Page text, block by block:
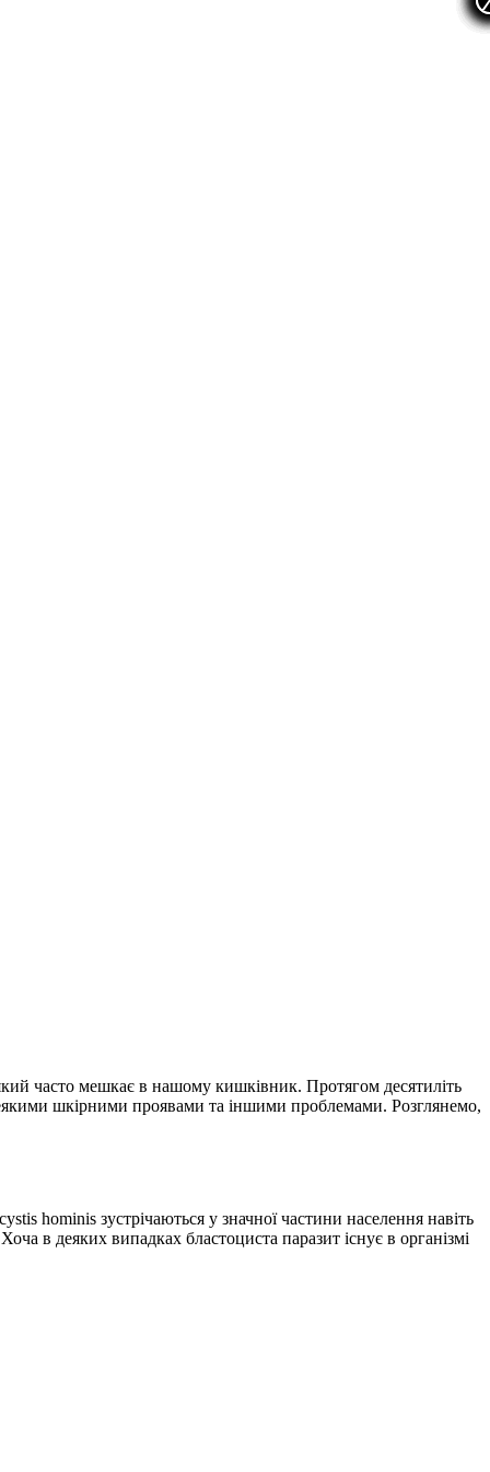
часто мешкає в нашому кишківник. Протягом десятиліть
шкірними проявами та іншими проблемами. Розглянемо,
hominis зустрічаються у значної частини населення навіть
в деяких випадках бластоциста паразит існує в організмі